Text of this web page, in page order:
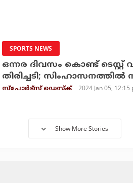
SPORTS NEWS
ഒന്നര ദിവസം കൊണ്ട് ടെസ്റ്റ്
തിരിച്ചടി; സിംഹാസനത്തില്‍
സ്പോര്‍ട്സ് ഡെസ്‌ക് 2024 Jan 05, 12:15
Show More Stories